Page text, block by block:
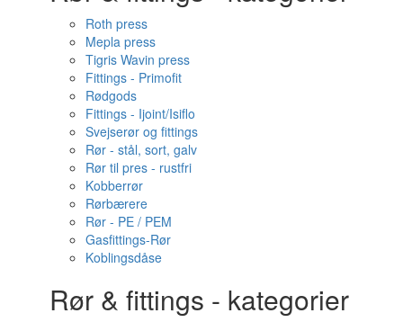
Roth press
Mepla press
Tigris Wavin press
Fittings - Primofit
Rødgods
Fittings - Ijoint/Isiflo
Svejserør og fittings
Rør - stål, sort, galv
Rør til pres - rustfri
Kobberrør
Rørbærere
Rør - PE / PEM
Gasfittings-Rør
Koblingsdåse
Rør & fittings - kategorier